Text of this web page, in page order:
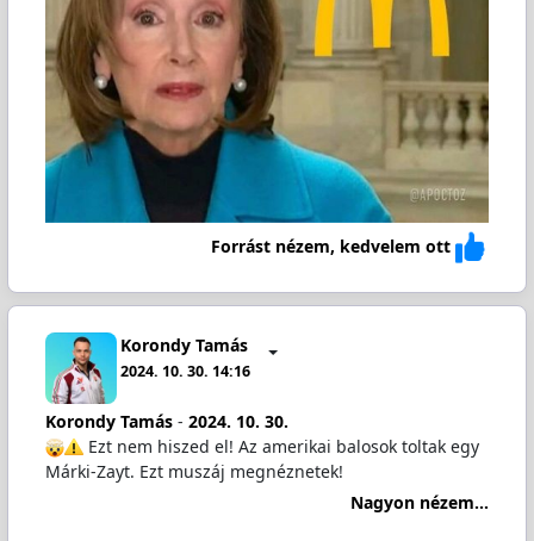
Forrást nézem, kedvelem ott
Korondy Tamás
2024. 10. 30. 14:16
Korondy Tamás- 2024. 10. 30.
️ Ezt nem hiszed el! Az amerikai balosok toltak egy
Márki-Zayt. Ezt muszáj megnéznetek!
Nagyon nézem...